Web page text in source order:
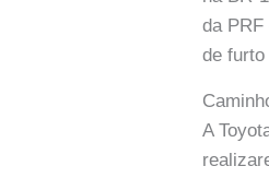
da
de furto
A